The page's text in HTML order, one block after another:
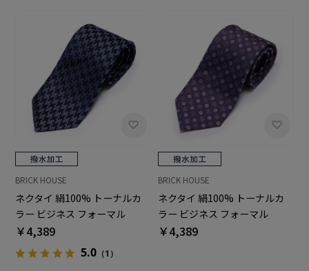
BRICK HOUSE
ネクタイ 絹100% トーナルカ
ラー ビジネス フォーマル
￥4,389
5.0（1）
BRICK HOUSE
ネクタイ 絹100% トーナルカ
ラー ビジネス フォーマル
￥4,389